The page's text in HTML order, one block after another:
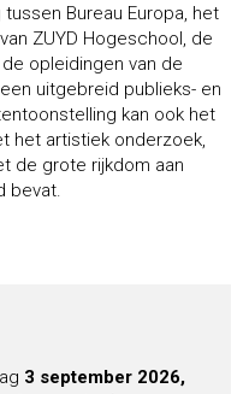
Bureau Europa, het
ZUYD Hogeschool, de
opleidingen van de
uitgebreid publieks- en
kan ook het
het artistiek onderzoek,
de grote rijkdom aan
bevat.
3 september 2026,